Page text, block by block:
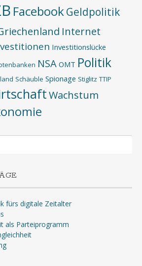
FacebookGeldpolitik
Internet
Investitionslücke
NSA OMT Politik
Schäuble Spionage Stiglitz TTIP
Wachstum
fürs digitale Zeitalter
als Parteiprogramm